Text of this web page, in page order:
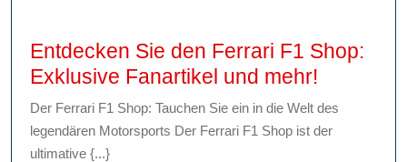
Entdecken Sie den Ferrari F1 Shop:
Exklusive Fanartikel und mehr!
Sie
den
Der Ferrari F1 Shop: Tauchen Sie ein in die Welt des
legendären Motorsports Der Ferrari F1 Shop ist der
ultimative {...}